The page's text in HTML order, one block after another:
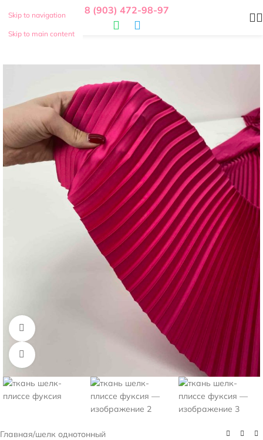
Skip to navigation
Skip to main content
8 (903) 472-98-97
Смотреть видео
Нажмите, чтобы увеличить
Главная/шелк однотонный